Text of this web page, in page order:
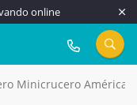
online
917 815 555
Minicrucero América